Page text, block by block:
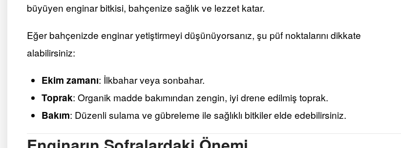
büyüyen enginar bitkisi, bahçenize sağlık ve lezzet katar.
Eğer bahçenizde enginar yetiştirmeyi düşünüyorsanız, şu püf noktalarını dikkate
alabilirsiniz:
Ekim zamanı: İlkbahar veya sonbahar.
Toprak: Organik madde bakımından zengin, iyi drene edilmiş toprak.
Bakım: Düzenli sulama ve gübreleme ile sağlıklı bitkiler elde edebilirsiniz.